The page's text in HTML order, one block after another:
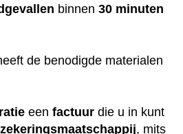
binnen 30 minuten
de benodigde materialen
een factuur die u in kunt
, mits